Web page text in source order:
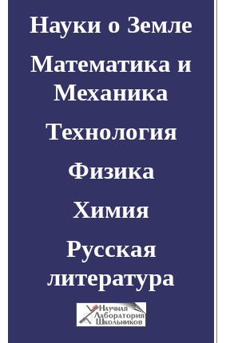
Науки о Земле
Математика и
Механика
Технология
Физика
Химия
Русская
литература